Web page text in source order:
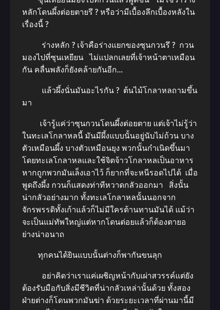
หลักโดนผึ้งต่อยตายรึ ? หรือว่ามีเบื้องลึกเบื้องหลังใน
เรื่องนี้ ?
ร่างหลัก ? เจ้าคือร่างแยกของซุนกวนรึ ? กวน
มองไปที่ซุนเหยียน ไม่แปลกเลยที่เจ้าหน้าตาเหมือน
กัน คลื่นพลังก็ยังคล้ายกันอีก…
แล้วผึ้งนั่นมันอะไรกัน ? ต้นไม้โกลาหลถามขึ้น
มา
เจ้ารู้แค่ว่าซุนกวนโดนผึ้งต่อยตาย แต่เจ้าไม่รู้ว่า
ในทะเลโกลาหลนี้ มันมีผึ้งแบบนั้นอยู่นับไม่ถ้วน บาง
ตัวเหมือนผึ้ง บางตัวเหมือนยุง พวกนั้นกำเนิดขึ้นมา
โดยทะเลโกลาหลและใช้จิตจ้าวโกลาหลเป็นอาหาร
หากถูกพวกมันเล็งเอาไว้ ก็ยากที่จะหนีรอดไปได้ เมื่อ
พูดถึงผึ้ง กวนก็แสดงท่าทีหวาดกลัวออกมา สิ่งนั้น
น่ากลัวอย่างมาก ทั้งทะเลโกลาหลนั้นนอกจาก
จักรพรรดิทั้งเก้าแล้วก็ไม่มีใครต้านทานมันได้ แม้ว่า
จะเป็นแม่ทัพใหญ่แต่หากโดนต่อยแล้วก็ต้องตายอ
ย่างน่าอนาถ
ทุกคนได้ยินแบบนั้นต่างก็พากันขนลุก
อย่าคิดว่าเราแค่เผชิญหน้ากับเผ่าสวรรค์แต่ยัง
ต้องรับมือกับสิ่งมีชีวิตที่น่ากลัวเหล่านั้นด้วย ทั้งสอง
ฝ่ายต่างก็โดนพวกมันฆ่า ด้วยระยะเวลาที่ผ่านมานี้มี